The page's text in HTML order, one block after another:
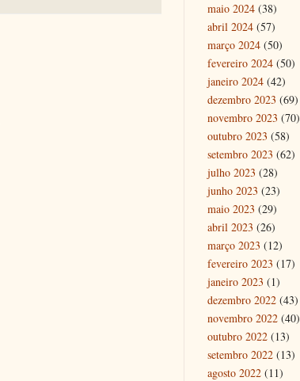
maio 2024 (38)
abril 2024 (57)
março 2024 (50)
fevereiro 2024 (50)
janeiro 2024 (42)
dezembro 2023 (69)
novembro 2023 (70)
outubro 2023 (58)
setembro 2023 (62)
julho 2023 (28)
junho 2023 (23)
maio 2023 (29)
abril 2023 (26)
março 2023 (12)
fevereiro 2023 (17)
janeiro 2023 (1)
dezembro 2022 (43)
novembro 2022 (40)
outubro 2022 (13)
setembro 2022 (13)
agosto 2022 (11)